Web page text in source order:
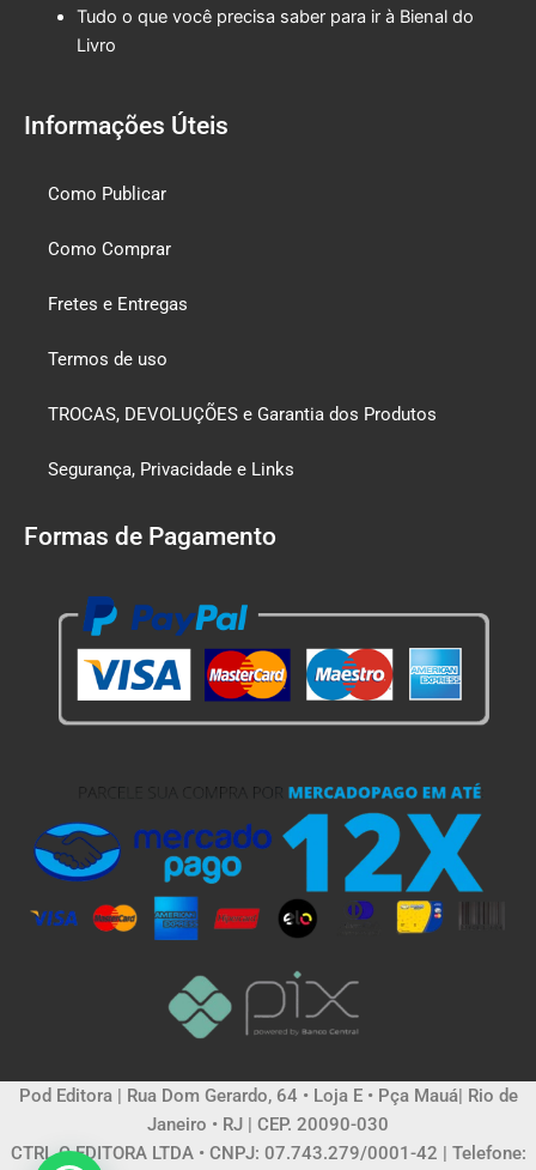
Tudo o que você precisa saber para ir à Bienal do
Livro
Informações Úteis
Como Publicar
Como Comprar
Fretes e Entregas
Termos de uso
TROCAS, DEVOLUÇÕES e Garantia dos Produtos
Segurança, Privacidade e Links
Formas de Pagamento
Pod Editora | Rua Dom Gerardo, 64 • Loja E • Pça Mauá| Rio de
Janeiro • RJ | CEP. 20090-030
CTRL C EDITORA LTDA • CNPJ: 07.743.279/0001-42 | Telefone: